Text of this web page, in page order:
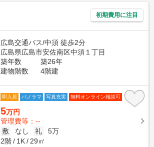
初期費用に注目
広島交通バス/中須 徒歩2分
広島県広島市安佐南区中須１丁目
築年数
築26年
建物階数
4階建
即入居 パノラマ 写真充実 無料オンライン相談可
5万円
管理費等：--
敷
なし 礼
5万
2階
1K 29㎡